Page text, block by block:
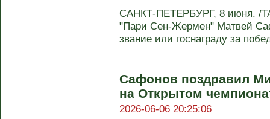
САНКТ-ПЕТЕРБУРГ, 8 июня. /
"Пари Сен-Жермен" Матвей
звание или госнаграду за
Сафонов поздравил
на Открытом
2026-06-06 20:25:06